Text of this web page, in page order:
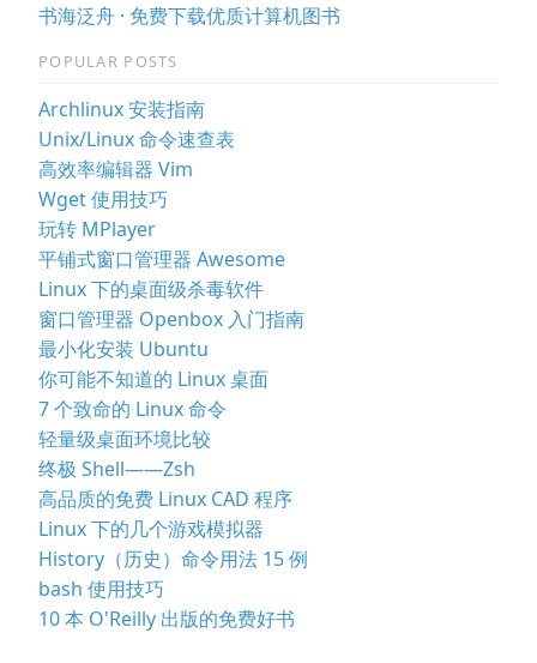
书海泛舟 · 免费下载优质计算机图书
POPULAR POSTS
Archlinux 安装指南
Unix/Linux 命令速查表
高效率编辑器 Vim
Wget 使用技巧
玩转 MPlayer
平铺式窗口管理器 Awesome
Linux 下的桌面级杀毒软件
窗口管理器 Openbox 入门指南
最小化安装 Ubuntu
你可能不知道的 Linux 桌面
7 个致命的 Linux 命令
轻量级桌面环境比较
终极 Shell——Zsh
高品质的免费 Linux CAD 程序
Linux 下的几个游戏模拟器
History（历史）命令用法 15 例
bash 使用技巧
10 本 O'Reilly 出版的免费好书